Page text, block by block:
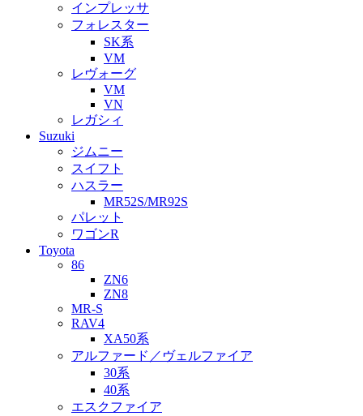
インプレッサ
フォレスター
SK系
VM
レヴォーグ
VM
VN
レガシィ
Suzuki
ジムニー
スイフト
ハスラー
MR52S/MR92S
パレット
ワゴンR
Toyota
86
ZN6
ZN8
MR-S
RAV4
XA50系
アルファード／ヴェルファイア
30系
40系
エスクファイア